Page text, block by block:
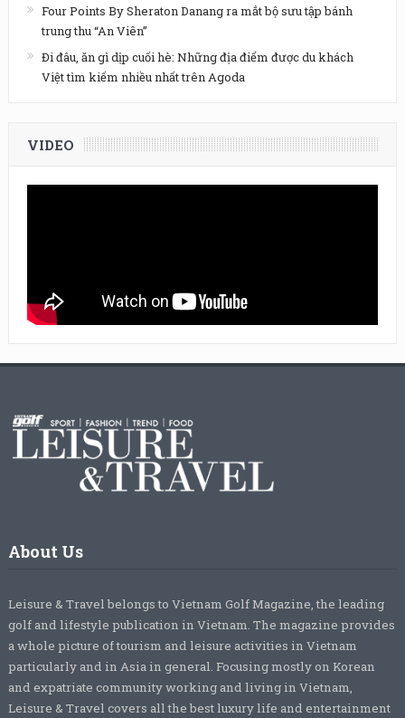
Four Points By Sheraton Danang ra mắt bộ sưu tập bánh
trung thu “An Viên”
Đi đâu, ăn gì dịp cuối hè: Những địa điểm được du khách
Việt tìm kiếm nhiều nhất trên Agoda
VIDEO
About Us
Leisure & Travel belongs to Vietnam Golf Magazine, the leading
golf and lifestyle publication in Vietnam. The magazine provides
a whole picture of tourism and leisure activities in Vietnam
particularly and in Asia in general. Focusing mostly on Korean
and expatriate community working and living in Vietnam,
Leisure & Travel covers all the best luxury life and entertainment